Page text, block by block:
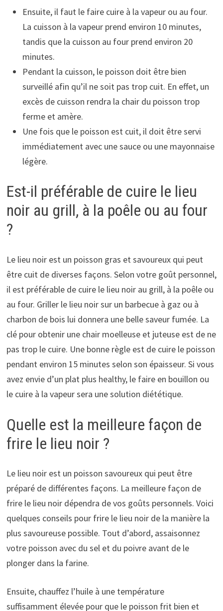
Ensuite, il faut le faire cuire à la vapeur ou au four.
La cuisson à la vapeur prend environ 10 minutes,
tandis que la cuisson au four prend environ 20
minutes.
Pendant la cuisson, le poisson doit être bien
surveillé afin qu’il ne soit pas trop cuit. En effet, un
excès de cuisson rendra la chair du poisson trop
ferme et amère.
Une fois que le poisson est cuit, il doit être servi
immédiatement avec une sauce ou une mayonnaise
légère.
Est-il préférable de cuire le lieu
noir au grill, à la poêle ou au four
?
Le lieu noir est un poisson gras et savoureux qui peut
être cuit de diverses façons. Selon votre goût personnel,
il est préférable de cuire le lieu noir au grill, à la poêle ou
au four. Griller le lieu noir sur un barbecue à gaz ou à
charbon de bois lui donnera une belle saveur fumée. La
clé pour obtenir une chair moelleuse et juteuse est de ne
pas trop le cuire. Une bonne règle est de cuire le poisson
pendant environ 15 minutes selon son épaisseur. Si vous
avez envie d’un plat plus healthy, le faire en bouillon ou
le cuire à la vapeur sera une solution diététique.
Quelle est la meilleure façon de
frire le lieu noir ?
Le lieu noir est un poisson savoureux qui peut être
préparé de différentes façons. La meilleure façon de
frire le lieu noir dépendra de vos goûts personnels. Voici
quelques conseils pour frire le lieu noir de la manière la
plus savoureuse possible. Tout d’abord, assaisonnez
votre poisson avec du sel et du poivre avant de le
plonger dans la farine.
Ensuite, chauffez l’huile à une température
suffisamment élevée pour que le poisson frit bien et